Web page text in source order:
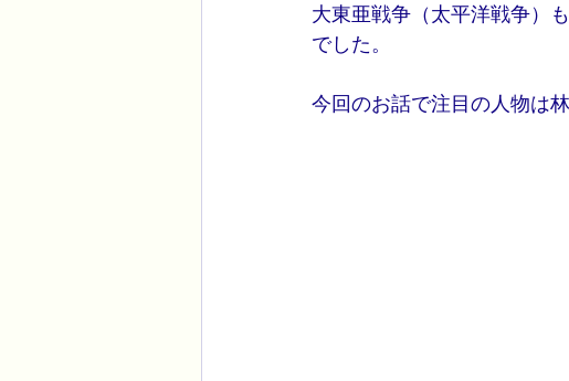
大東亜戦争（太平洋戦争）
でした。
今回のお話で注目の人物は